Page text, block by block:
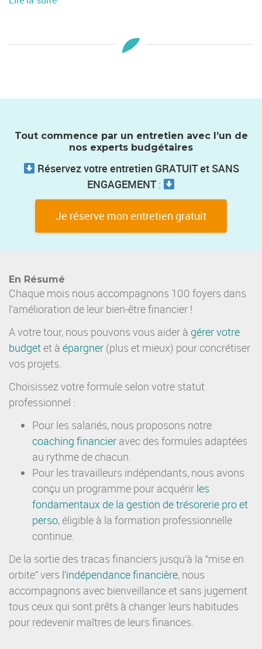
Tout commence par un entretien avec l’un de
nos experts budgétaires
Réservez votre entretien GRATUIT et SANS
ENGAGEMENT:
Je réserve mon entretien gratuit
En Résumé
Chaque mois nous accompagnons 100 foyers dans
l’amélioration de leur bien-être financier !
A votre tour, nous pouvons vous aider à gérer votre
budget et à épargner (plus et mieux) pour concrétiser
vos projets.
Choisissez votre formule selon votre statut
professionnel :
Pour les salariés, nous proposons notre
coaching financier avec des formules adaptées
au rythme de chacun.
Pour les travailleurs indépendants, nous avons
conçu un programme pour acquérir les
fondamentaux de la gestion de trésorerie pro et
perso, éligible à la formation professionnelle
continue.
De la sortie des tracas financiers jusqu’à la “mise en
orbite” vers l’indépendance financière, nous
accompagnons avec bienveillance et sans jugement
tous ceux qui sont prêts à changer leurs habitudes
pour redevenir maîtres de leurs finances.